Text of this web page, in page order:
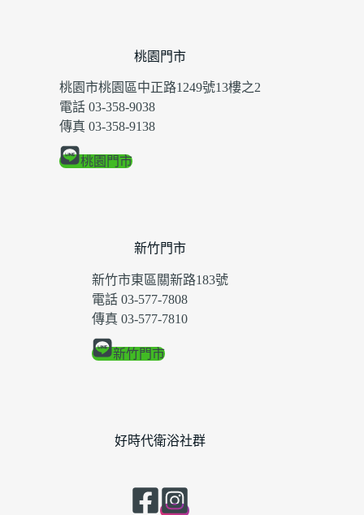
桃園門市
桃園市桃園區中正路1249號13樓之2
電話 03-358-9038
傳真 03-358-9138
桃園門市
新竹門市
新竹市東區關新路183號
電話 03-577-7808
傳真 03-577-7810
新竹門市
好時代衛浴社群